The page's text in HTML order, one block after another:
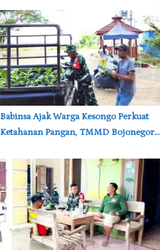
‎Babinsa Ajak Warga Kesongo Perkuat
Ketahanan Pangan, TMMD Bojonegoro